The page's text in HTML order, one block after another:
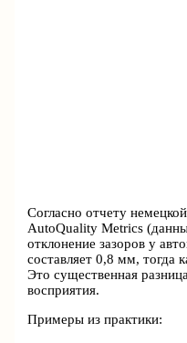
Согласно отчету
AutoQuality Metrics
отклонение зазоров у
составляет 0,8 мм,
Это существенная
восприятия.
Примеры из практики: